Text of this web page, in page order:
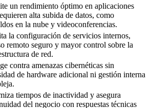
un rendimiento óptimo en aplicaciones
alta subida de datos, como
en la nube y videoconferencias.
la configuración de servicios internos,
remoto seguro y mayor control sobre la
de red.
contra amenazas cibernéticas sin
de hardware adicional ni gestión interna
tiempos de inactividad y asegura
del negocio con respuestas técnicas